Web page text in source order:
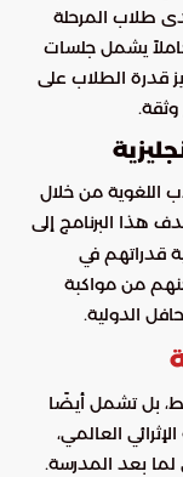
طلاب المرحلة
يشمل جلسات
قدرة الطلاب على
وثقة.
اللغوية من خلال
هذا البرنامج إلى
قدراتهم في
من مواكبة
الدولية.
بل تشمل أيضًا
العالمي،
لما بعد المدرسة.